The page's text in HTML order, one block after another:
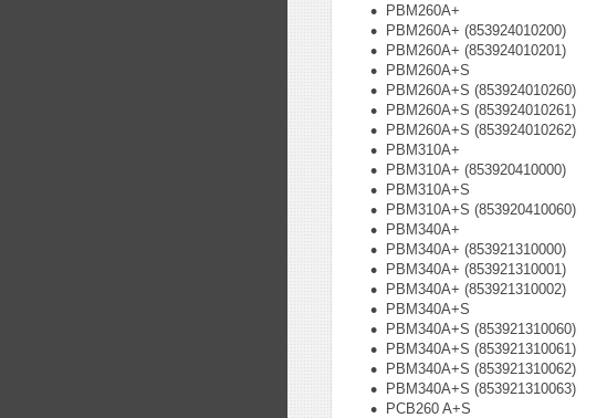
PBM260A+
PBM260A+ (853924010200)
PBM260A+ (853924010201)
PBM260A+S
PBM260A+S (853924010260)
PBM260A+S (853924010261)
PBM260A+S (853924010262)
PBM310A+
PBM310A+ (853920410000)
PBM310A+S
PBM310A+S (853920410060)
PBM340A+
PBM340A+ (853921310000)
PBM340A+ (853921310001)
PBM340A+ (853921310002)
PBM340A+S
PBM340A+S (853921310060)
PBM340A+S (853921310061)
PBM340A+S (853921310062)
PBM340A+S (853921310063)
PCB260 A+S